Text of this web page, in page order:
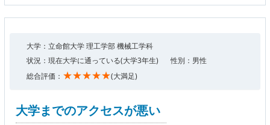
大学：立命館大学 理工学部 機械工学科
状況：現在大学に通っている(大学3年生)
性別：男性
総合評価： ★★★★★(大満足)
大学までのアクセスが悪い